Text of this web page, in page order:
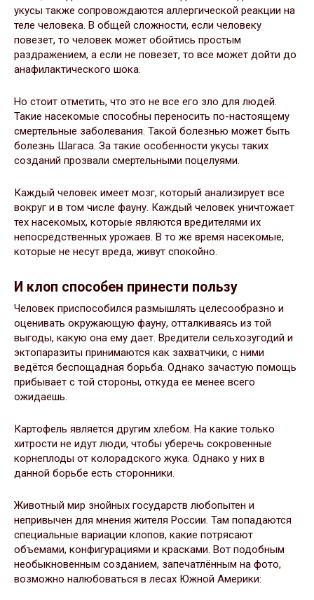
укусы также сопровождаются аллергической реакции на
теле человека. В общей сложности, если человеку
повезет, то человек может обойтись простым
раздражением, а если не повезет, то все может дойти до
анафилактического шока.
Но стоит отметить, что это не все его зло для людей.
Такие насекомые способны переносить по-настоящему
смертельные заболевания. Такой болезнью может быть
болезнь Шагаса. За такие особенности укусы таких
созданий прозвали смертельными поцелуями.
Каждый человек имеет мозг, который анализирует все
вокруг и в том числе фауну. Каждый человек уничтожает
тех насекомых, которые являются вредителями их
непосредственных урожаев. В то же время насекомые,
которые не несут вреда, живут спокойно.
И клоп способен принести пользу
Человек приспособился размышлять целесообразно и
оценивать окружающую фауну, отталкиваясь из той
выгоды, какую она ему дает. Вредители сельхозугодий и
эктопаразиты принимаются как захватчики, с ними
ведётся беспощадная борьба. Однако зачастую помощь
прибывает с той стороны, откуда ее менее всего
ожидаешь.
Картофель является другим хлебом. На какие только
хитрости не идут люди, чтобы уберечь сокровенные
корнеплоды от колорадского жука. Однако у них в
данной борьбе есть сторонники.
Животный мир знойных государств любопытен и
непривычен для мнения жителя России. Там попадаются
специальные вариации клопов, какие потрясают
объемами, конфигурациями и красками. Вот подобным
необыкновенным созданием, запечатлённым на фото,
возможно налюбоваться в лесах Южной Америки: